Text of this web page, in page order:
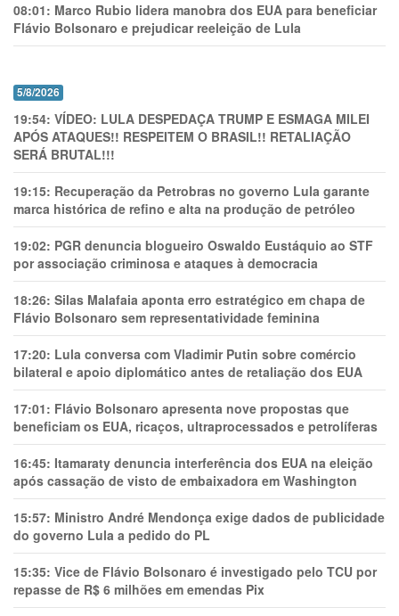
08:01: Marco Rubio lidera manobra dos EUA para beneficiar
Flávio Bolsonaro e prejudicar reeleição de Lula
5/8/2026
19:54: VÍDEO: LULA DESPEDAÇA TRUMP E ESMAGA MILEI
APÓS ATAQUES!! RESPEITEM O BRASIL!! RETALIAÇÃO
SERÁ BRUTAL!!!
19:15: Recuperação da Petrobras no governo Lula garante
marca histórica de refino e alta na produção de petróleo
19:02: PGR denuncia blogueiro Oswaldo Eustáquio ao STF
por associação criminosa e ataques à democracia
18:26: Silas Malafaia aponta erro estratégico em chapa de
Flávio Bolsonaro sem representatividade feminina
17:20: Lula conversa com Vladimir Putin sobre comércio
bilateral e apoio diplomático antes de retaliação dos EUA
17:01: Flávio Bolsonaro apresenta nove propostas que
beneficiam os EUA, ricaços, ultraprocessados e petrolíferas
16:45: Itamaraty denuncia interferência dos EUA na eleição
após cassação de visto de embaixadora em Washington
15:57: Ministro André Mendonça exige dados de publicidade
do governo Lula a pedido do PL
15:35: Vice de Flávio Bolsonaro é investigado pelo TCU por
repasse de R$ 6 milhões em emendas Pix